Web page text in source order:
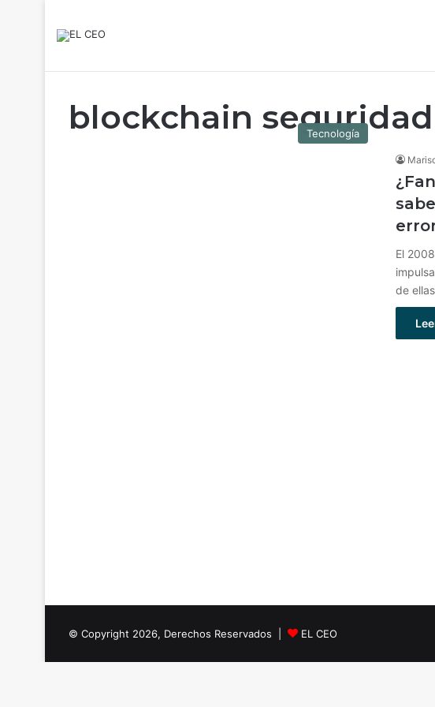
blockchain seguridad
Tecnología
El
de
© Copyright 2026, Derechos Reservados | EL CEO